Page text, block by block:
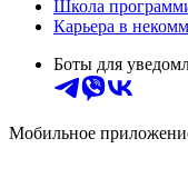
Школа
Карьера в
Боты для
Мобильное